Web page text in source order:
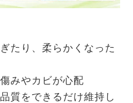
たり、柔らかくなった
みやカビが心配
質をできるだけ維持し